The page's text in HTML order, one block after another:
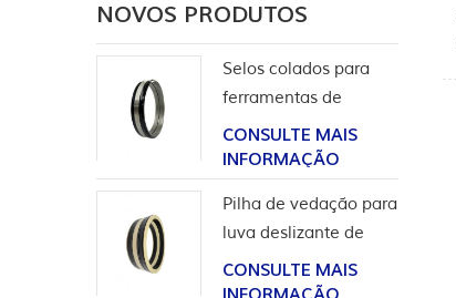
NOVOS PRODUTOS
Selos colados para
ferramentas de
completação
CONSULTE MAIS
INFORMAÇÃO
Pilha de vedação para
luva deslizante de
ferramentas de poço
CONSULTE MAIS